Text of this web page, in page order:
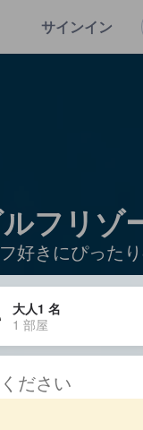
サインイン
フリゾ
きにぴったり
大人1 名
1 部屋
ださい